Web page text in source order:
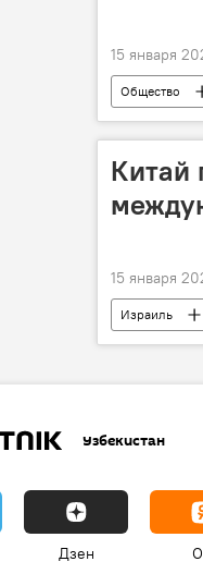
15 января
Общество
Андижанская
Китай
15 января
Израиль
В мире
Узбекистан
Дзен